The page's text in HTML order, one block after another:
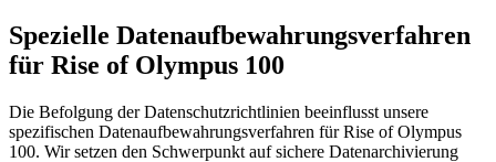
Spezielle Datenaufbewahrungsverfahren
für Rise of Olympus 100
Die Befolgung der Datenschutzrichtlinien beeinflusst unsere
spezifischen Datenaufbewahrungsverfahren für Rise of Olympus
100. Wir setzen den Schwerpunkt auf sichere Datenarchivierung